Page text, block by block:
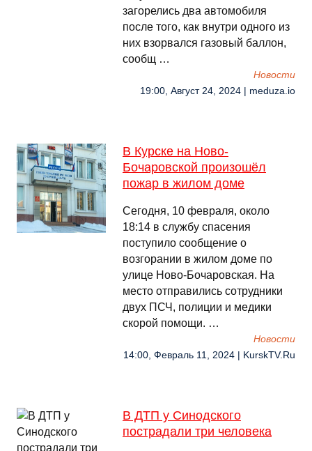
загорелись два автомобиля
после того, как внутри одного из
них взорвался газовый баллон,
сообщ …
Новости
19:00, Август 24, 2024 | meduza.io
В Курске на Ново-
Бочаровской произошёл
пожар в жилом доме
Сегодня, 10 февраля, около
18:14 в службу спасения
поступило сообщение о
возгорании в жилом доме по
улице Ново-Бочаровская. На
место отправились сотрудники
двух ПСЧ, полиции и медики
скорой помощи. …
Новости
14:00, Февраль 11, 2024 | KurskTV.Ru
В ДТП у Синодского
пострадали три человека